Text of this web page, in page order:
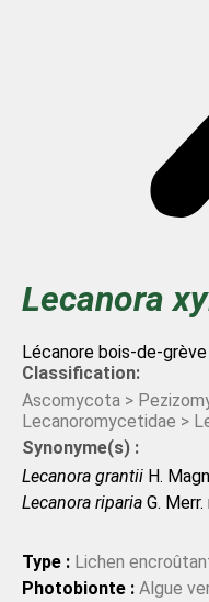
Lecanora
Lécanore bois-de-grève
Classification:
Ascomycota >
Lecanoromycetidae >
Synonyme(s) :
Lecanora grantii H.
Lecanora riparia G.
Type : Lichen
Photobionte : Algue